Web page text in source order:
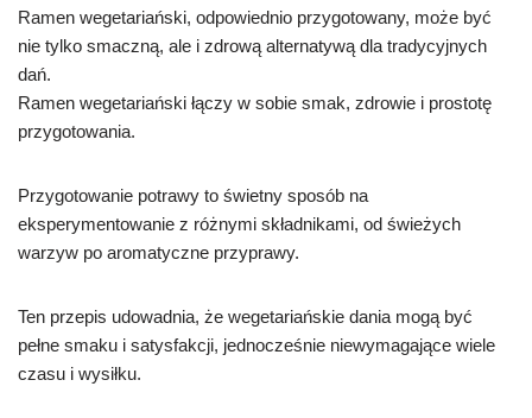
Ramen wegetariański, odpowiednio przygotowany, może być
nie tylko smaczną, ale i zdrową alternatywą dla tradycyjnych
dań.
Ramen wegetariański łączy w sobie smak, zdrowie i prostotę
przygotowania.
Przygotowanie potrawy to świetny sposób na
eksperymentowanie z różnymi składnikami, od świeżych
warzyw po aromatyczne przyprawy.
Ten przepis udowadnia, że wegetariańskie dania mogą być
pełne smaku i satysfakcji, jednocześnie niewymagające wiele
czasu i wysiłku.